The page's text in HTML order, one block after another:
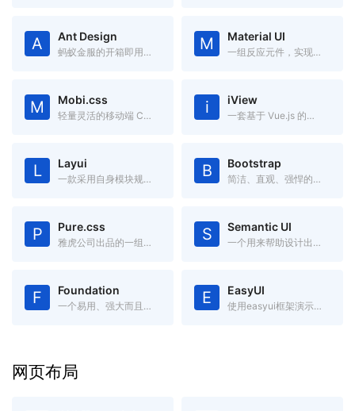
A Ant Design
蚂蚁金服的开箱即用的中台前端/设计解决方案 M Material UI
一组反应元件，实现谷歌的材料设计
M Mobi.css
轻量灵活的移动端 CSS 框架 i iView
一套基于 Vue.js 的高质量 UI 组件库
L Layui
一款采用自身模块规范编写的前端 UI 框架，遵循原生 HTML/CSS/JS 的书写与组织形式，门槛极低，拿来即用 B Bootstrap
简洁、直观、强悍的前端开发框架，让web开发更迅速、简单。
P Pure.css
雅虎公司出品的一组轻量级、响应式纯css模块,适用于任何Web项目 S Semantic UI
一个用来帮助设计出漂亮的、响应化、人性化的网络框架
F Foundation
一个易用、强大而且灵活的框架,用于构建基于任何设备上的 Web 应用。 E EasyUI
使用easyui框架演示如何轻松创建web页面
网页布局